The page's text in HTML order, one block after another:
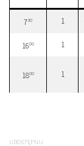
730 1
1600 1
1800 1
UDOSTĘPNIJ